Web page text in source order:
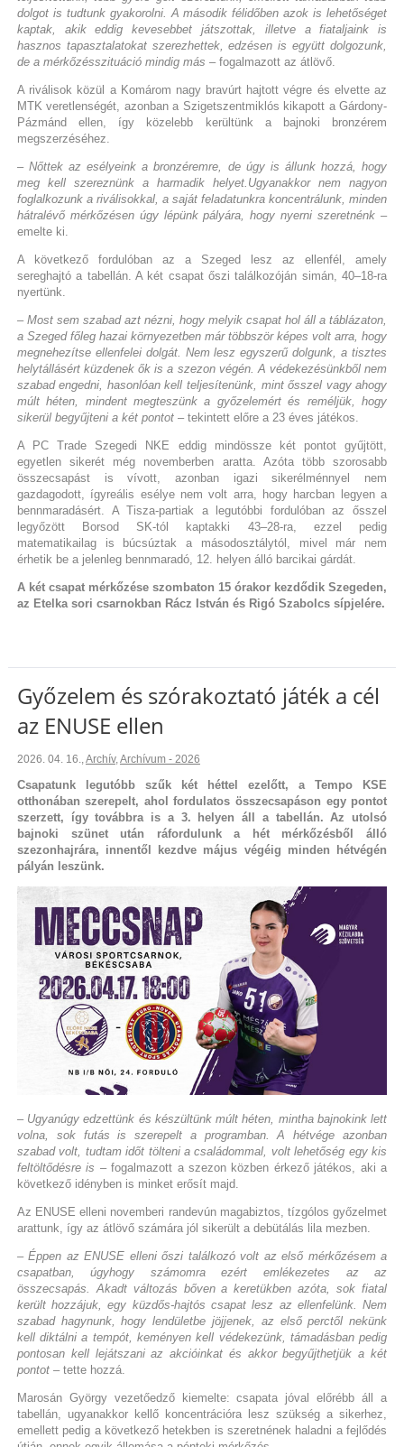
dolgot is tudtunk gyakorolni. A második félidőben azok is lehetőséget
kaptak, akik eddig kevesebbet játszottak, illetve a fiataljaink is
hasznos tapasztalatokat szerezhettek, edzésen is együtt dolgozunk,
de a mérkőzésszituáció mindig más – fogalmazott az átlövő.
A riválisok közül a Komárom nagy bravúrt hajtott végre és elvette az
MTK veretlenségét, azonban a Szigetszentmiklós kikapott a Gárdony-
Pázmánd ellen, így közelebb kerültünk a bajnoki bronzérem
megszerzéséhez.
– Nőttek az esélyeink a bronzéremre, de úgy is állunk hozzá, hogy
meg kell szereznünk a harmadik helyet.Ugyanakkor nem nagyon
foglalkozunk a riválisokkal, a saját feladatunkra koncentrálunk, minden
hátralévő mérkőzésen úgy lépünk pályára, hogy nyerni szeretnénk –
emelte ki.
A következő fordulóban az a Szeged lesz az ellenfél, amely
sereghajtó a tabellán. A két csapat őszi találkozóján simán, 40–18-ra
nyertünk.
– Most sem szabad azt nézni, hogy melyik csapat hol áll a táblázaton,
a Szeged főleg hazai környezetben már többször képes volt arra, hogy
megnehezítse ellenfelei dolgát. Nem lesz egyszerű dolgunk, a tisztes
helytállásért küzdenek ők is a szezon végén. A védekezésünkből nem
szabad engedni, hasonlóan kell teljesítenünk, mint ősszel vagy ahogy
múlt héten, mindent megteszünk a győzelemért és reméljük, hogy
sikerül begyűjteni a két pontot– tekintett előre a 23 éves játékos.
A PC Trade Szegedi NKE eddig mindössze két pontot gyűjtött,
egyetlen sikerét még novemberben aratta. Azóta több szorosabb
összecsapást is vívott, azonban igazi sikerélménnyel nem
gazdagodott, ígyreális esélye nem volt arra, hogy harcban legyen a
bennmaradásért. A Tisza-partiak a legutóbbi fordulóban az ősszel
legyőzött Borsod SK-tól kaptakki 43–28-ra, ezzel pedig
matematikailag is búcsúztak a másodosztálytól, mivel már nem
érhetik be a jelenleg bennmaradó, 12. helyen álló barcikai gárdát.
A két csapat mérkőzése szombaton 15 órakor kezdődik Szegeden,
az Etelka sori csarnokban Rácz István és Rigó Szabolcs sípjelére.
Győzelem és szórakoztató játék a cél
az ENUSE ellen
2026. 04. 16.,Archív,Archívum - 2026
Csapatunk legutóbb szűk két héttel ezelőtt, a Tempo KSE
otthonában szerepelt, ahol fordulatos összecsapáson egy pontot
szerzett, így továbbra is a 3. helyen áll a tabellán. Az utolsó
bajnoki szünet után ráfordulunk a hét mérkőzésből álló
szezonhajrára, innentől kezdve május végéig minden hétvégén
pályán leszünk.
– Ugyanúgy edzettünk és készültünk múlt héten, mintha bajnokink lett
volna, sok futás is szerepelt a programban. A hétvége azonban
szabad volt, tudtam időt tölteni a családommal, volt lehetőség egy kis
feltöltődésre is – fogalmazott a szezon közben érkező játékos, aki a
következő idényben is minket erősít majd.
Az ENUSE elleni novemberi randevún magabiztos, tízgólos győzelmet
arattunk, így az átlövő számára jól sikerült a debütálás lila mezben.
– Éppen az ENUSE elleni őszi találkozó volt az első mérkőzésem a
csapatban, úgyhogy számomra ezért emlékezetes az az
összecsapás. Akadt változás bőven a keretükben azóta, sok fiatal
került hozzájuk, egy küzdős-hajtós csapat lesz az ellenfelünk. Nem
szabad hagynunk, hogy lendületbe jöjjenek, az első perctől nekünk
kell diktálni a tempót, keményen kell védekezünk, támadásban pedig
pontosan kell lejátszani az akcióinkat és akkor begyűjthetjük a két
pontot– tette hozzá.
Marosán György vezetőedző kiemelte: csapata jóval előrébb áll a
tabellán, ugyanakkor kellő koncentrációra lesz szükség a sikerhez,
emellett pedig a következő hetekben is szeretnének haladni a fejlődés